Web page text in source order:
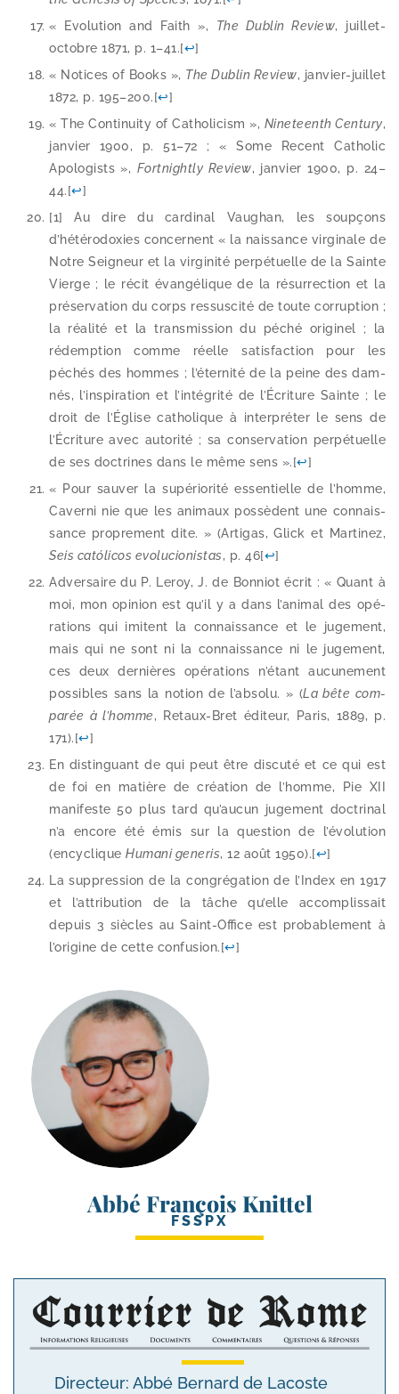
« Evolution and Faith », The Dublin Review, juillet-​
octobre 1871, p. 1–41.[↩]
« Notices of Books », The Dublin Review, janvier-​juillet
1872, p. 195–200.[↩]
« The Continuity of Catholicism », Nineteenth Century,
jan­vier 1900, p. 51–72 ; « Some Recent Catholic
Apologists », Fortnightly Review, jan­vier 1900, p. 24–
44.[↩]
[1] Au dire du car­di­nal Vaughan, les soup­çons
d’hétérodoxies concernent « la nais­sance vir­gi­nale de
Notre Seigneur et la vir­gi­ni­té per­pé­tuelle de la Sainte
Vierge ; le récit évan­gé­lique de la résur­rec­tion et la
pré­ser­va­tion du corps res­sus­ci­té de toute cor­rup­tion ;
la réa­li­té et la trans­mis­sion du péché ori­gi­nel ; la
rédemp­tion comme réelle satis­fac­tion pour les
péchés des hommes ; l’éternité de la peine des dam­
nés, l’inspiration et l’intégrité de l’Écriture Sainte ; le
droit de l’Église catho­lique à inter­pré­ter le sens de
l’Écriture avec auto­ri­té ; sa conser­va­tion per­pé­tuelle
de ses doc­trines dans le même sens ».[↩]
« Pour sau­ver la supé­rio­ri­té essen­tielle de l’homme,
Caverni nie que les ani­maux pos­sèdent une connais­
sance pro­pre­ment dite. » (Artigas, Glick et Martinez,
Seis cató­li­cos evo­lu­cio­nis­tas, p. 46[↩]
Adversaire du P. Leroy, J. de Bonniot écrit : « Quant à
moi, mon opi­nion est qu’il y a dans l’animal des opé­
ra­tions qui imitent la connais­sance et le juge­ment,
mais qui ne sont ni la connais­sance ni le juge­ment,
ces deux der­nières opé­ra­tions n’étant aucu­ne­ment
pos­sibles sans la notion de l’absolu. » (La bête com­
pa­rée à l’homme, Retaux-​Bret édi­teur, Paris, 1889, p.
171).[↩]
En dis­tin­guant de qui peut être dis­cu­té et ce qui est
de foi en matière de créa­tion de l’homme, Pie XII
mani­feste 50 plus tard qu’aucun juge­ment doc­tri­nal
n’a encore été émis sur la ques­tion de l’évolution
(ency­clique Humani gene­ris, 12 août 1950).[↩]
La sup­pres­sion de la congré­ga­tion de l’Index en 1917
et l’attribution de la tâche qu’elle accom­plis­sait
depuis 3 siècles au Saint-​Office est pro­ba­ble­ment à
l’origine de cette confu­sion.[↩]
Abbé François Knittel
FSSPX
Directeur: Abbé Bernard de Lacoste